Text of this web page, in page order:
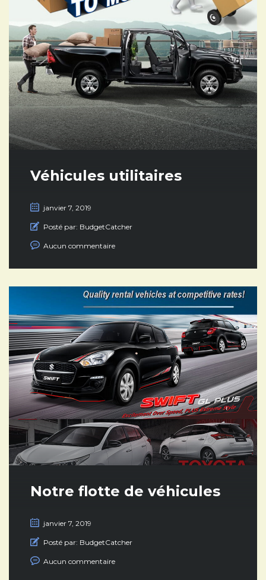
Véhicules utilitaires
janvier 7, 2019
Posté par: BudgetCatcher
Aucun commentaire
Notre flotte de véhicules
janvier 7, 2019
Posté par: BudgetCatcher
Aucun commentaire